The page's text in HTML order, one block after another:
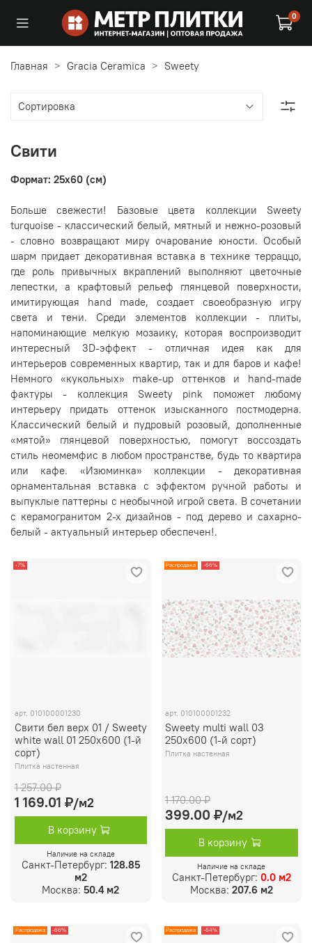
0
Главная Gracia Ceramica Sweety
Свити
Формат: 25x60 (см)
Больше свежести! Базовые цвета коллекции Sweety
turquoise - классический белый, мятный и нежно-розовый
- словно возвращают миру очарование юности. Особый
шарм придает декоративная вставка в технике терраццо,
где роль привычных вкраплений выполняют цветочные
лепестки, а крафтовый рельеф глянцевой поверхности,
имитирующая hand made, создает своеобразную игру
света и тени. Среди элементов коллекции - плиты,
напоминающие мелкую мозаику, которая воспроизводит
интересный 3D-эффект - отличная идея как для
интерьеров современных квартир, так и для баров и кафе!
Немного «кукольных» make-up оттенков и hand-made
фактуры - коллекция Sweety pink поможет любому
интерьеру придать оттенок изысканного постмодерна.
Классический белый и пудровый розовый, дополненные
«мятой» глянцевой поверхностью, помогут воссоздать
стиль неомемфис в любом пространстве, будь то квартира
или кафе. «Изюминка» коллекции - декоративная
орнаментальная вставка с эффектом ручной работы и
выпуклые паттерны с необычной игрой света. В сочетании
с керамогранитом 2-х дизайнов - под дерево и сахарно-
белый - актуальный интерьер обеспечен!.
-7%
арт. 010100001230
Свити бел верх 01 / Sweety
white wall 01 250х600 (1-й
сорт)
Плитка настенная
1 257.00 ₽
1 169.01 ₽/м2
В корзину
Наличие на складе
Санкт-Петербург: 128.85
м2
Москва:50.4 м2
Распродажа -66%
арт. 010100001232
Sweety multi wall 03
250х600 (1-й сорт)
Плитка настенная
1 170.00 ₽
399.00 ₽/м2
В корзину
Наличие на складе
Санкт-Петербург: 0.0 м2
Москва: 207.6 м2
Распродажа -66% Распродажа -64%